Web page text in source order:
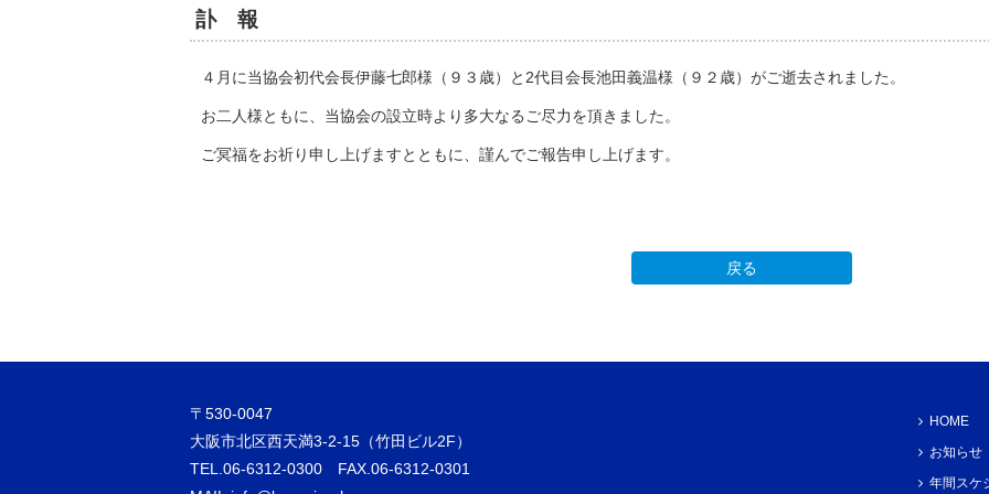
訃 報
４月に当協会初代会長伊藤七郎様（９３歳）と2代目会長池田義温様（９２歳）がご逝去されました。
お二人様ともに、当協会の設立時より多大なるご尽力を頂きました。
ご冥福をお祈り申し上げますとともに、謹んでご報告申し上げます。
戻る
〒530-0047
大阪市北区西天満3-2-15（竹田ビル2F）
TEL.06-6312-0300 FAX.06-6312-0301
HOME
お知らせ
年間スケ